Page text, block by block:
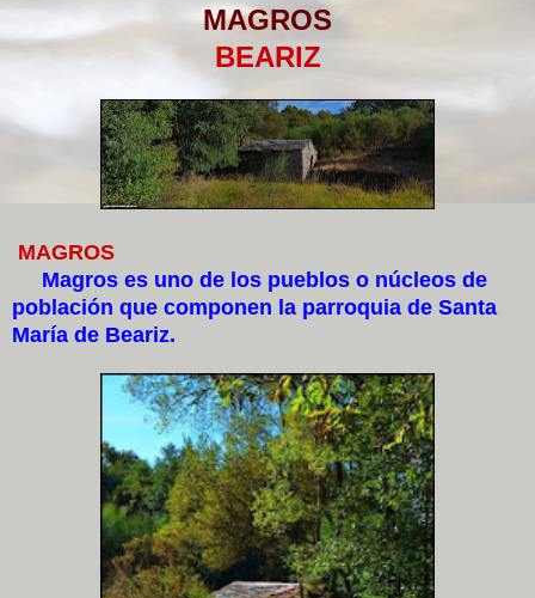
MAGROS
BEARIZ
MAGROS
Magros es uno de los pueblos o núcleos de
población que componen la parroquia de Santa
María de Beariz.